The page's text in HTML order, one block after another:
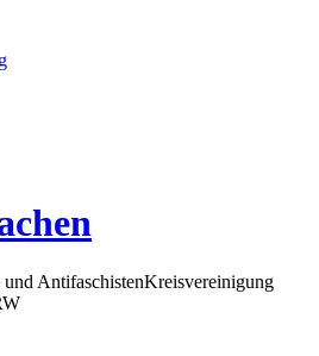
AntifaschistenKreisvereinigung